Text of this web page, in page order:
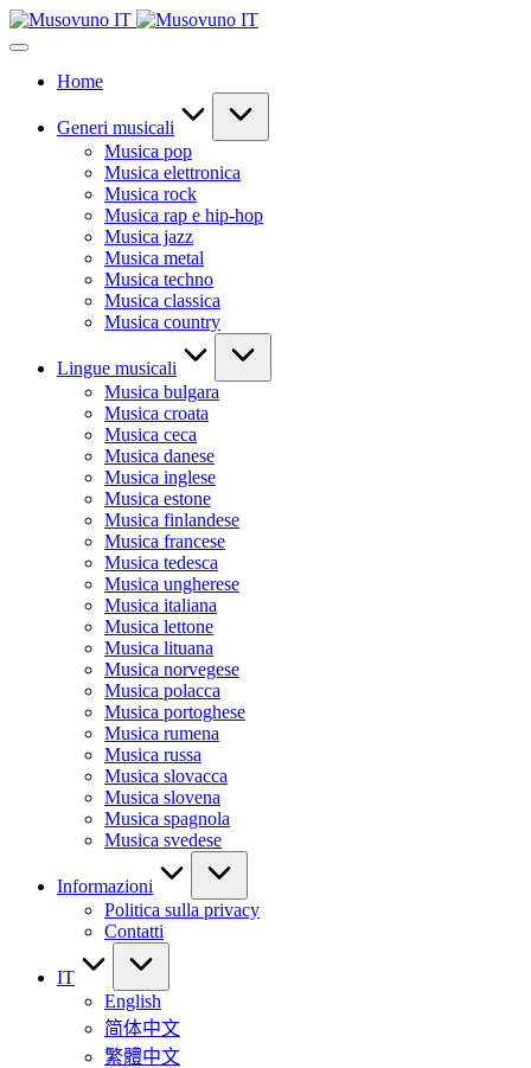
Skip
to
Home
Generi musicali
Musica pop
Musica elettronica
Musica rock
Musica rap e hip-hop
Musica jazz
Musica metal
Musica techno
Musica classica
Musica country
Lingue musicali
Musica bulgara
Musica croata
Musica ceca
Musica danese
Musica inglese
Musica estone
Musica finlandese
Musica francese
Musica tedesca
Musica ungherese
Musica italiana
Musica lettone
Musica lituana
Musica norvegese
Musica polacca
Musica portoghese
Musica rumena
Musica russa
Musica slovacca
Musica slovena
Musica spagnola
Musica svedese
Informazioni
Politica sulla privacy
Contatti
IT
English
简体中文
繁體中文